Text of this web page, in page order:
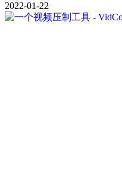
2022-01-22